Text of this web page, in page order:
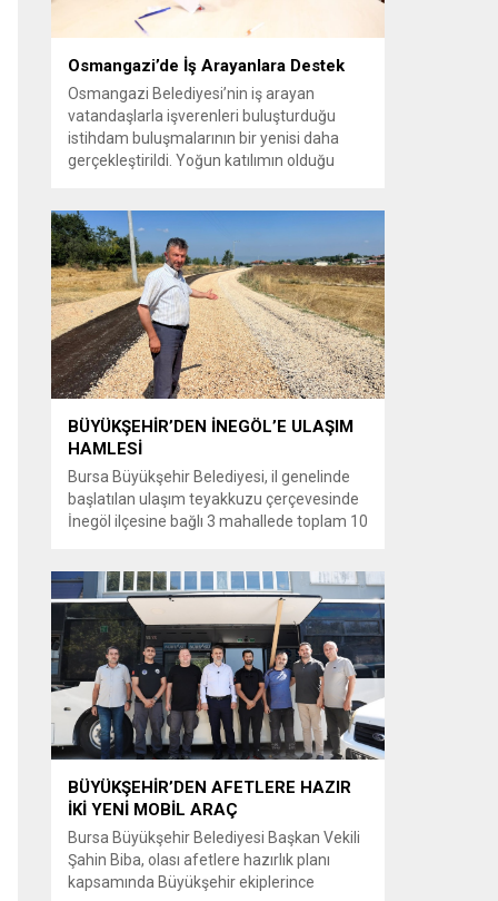
Osmangazi’de İş Arayanlara Destek
Osmangazi Belediyesi’nin iş arayan
vatandaşlarla işverenleri buluşturduğu
istihdam buluşmalarının bir yenisi daha
gerçekleştirildi. Yoğun katılımın olduğu
değerlendirmelerin ardından iş sahibi oldu.
Osmangazi Belediyesi’nin, Bursa Ticaret
ve Sanayi Odası (BTSO) ve İŞKUR iş
birliğiyle yıl boyunca sürdürdüğü istihdam
buluşmaları yoğun ilgi görmeye devam...
BÜYÜKŞEHİR’DEN İNEGÖL’E ULAŞIM
HAMLESİ
Bursa Büyükşehir Belediyesi, il genelinde
başlatılan ulaşım teyakkuzu çerçevesinde
İnegöl ilçesine bağlı 3 mahallede toplam 10
Biba başkanlığında başlatılan ulaşım
seferberliği kapsamında Bursa Büyükşehir
Belediyesi Ulaşım Dairesi Başkanlığı
koordinasyonuyla 17 ilçede yol yenileme
çalışmalarına hız verildi. Başkan Vekili
Biba’nın göreve...
BÜYÜKŞEHİR’DEN AFETLERE HAZIR
İKİ YENİ MOBİL ARAÇ
Bursa Büyükşehir Belediyesi Başkan Vekili
Şahin Biba, olası afetlere hazırlık planı
kapsamında Büyükşehir ekiplerince